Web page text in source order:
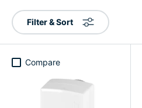
Filter & Sort
Compare